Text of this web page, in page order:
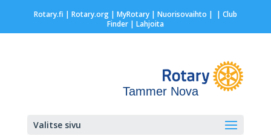
Rotary.fi | Rotary.org| MyRotary | Nuorisovaihto | | Club
Finder| Lahjoita
Tammer Nova
Valitse sivu